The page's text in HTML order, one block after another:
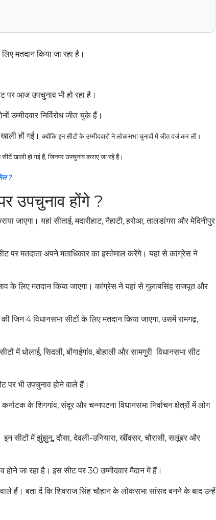
मतदान किया जा रहा है।
पर आज उपचुनाव भी हो रहा है।
उम्मीदवार निर्विरोध जीत चुके हैं।
हों गईं।क्योंकि इन सीटों के उम्मीदवारों ने लोकसभा चुनावों में जीत दर्ज कर ली।
खाली हो गई हैं, जिनपर उपचुनाव कराए जा रहे हैं।
?
उपचुनाव होंगे ?
जाएगा। यहां सीताई, मदारीहाट, नैहाटी, हरोआ, तालडांगरा और मेदिनीपुर
पर मतदाता अपने मताधिकार का इस्तेमाल करेंगे। यहां से कांग्रेस ने
के लिए मतदान किया जाएगा। कांग्रेस ने यहां से गुलाबसिंह राजपूत और
जिन 4 विधानसभा सीटों के लिए मतदान किया जाएगा, उसमें रामगढ़,
में धोलाई, सिदली, बोंगाईगांव, बोहाली औऱ सामगुरी विधानसभा सीट
पर भी उपचुनाव होने वाले हैं।
के शिगगांव, संदूर और चन्नपटना विधानसभा निर्वाचन क्षेत्रों में लोग
सीटों में झुंझुनू, दौसा, देवली-उनियारा, खींवसर, चौरासी, सलूंबर और
होने जा रहा है। इस सीट पर 30 उम्मीदवार मैदान में हैं।
हैं। बता दें कि शिवराज सिंह चौहान के लोकसभा सांसद बनने के बाद उन्हें